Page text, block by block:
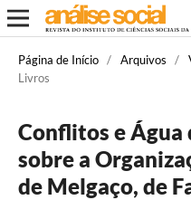
Página de Início / Arquivos /
Livros
Conflitos e Água
sobre a
de Melgaço, de